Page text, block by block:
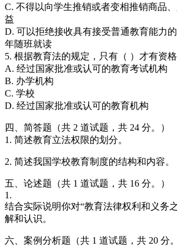
C. 不得以向学生推销或者变相推销商品
益
D. 可以拒绝接收具有接受普通教育能力
年随班就读
5. 根据教育法的规定，只有（ ）才有资格
A. 经过国家批准或认可的教育考试机构
B. 办学机构
C. 学校
D. 经过国家批准或认可的教育机构
四、简答题（共 2 道试题，共 24 分。）
1. 简述教育立法权限的划分。
2. 简述我国学校教育制度的结构和内容。
五、论述题（共 1 道试题，共 16 分。）
1.
结合实际说明你对“教育法律权利和义务
解和认识。
六、案例分析题（共 1 道试题，共 20 分。